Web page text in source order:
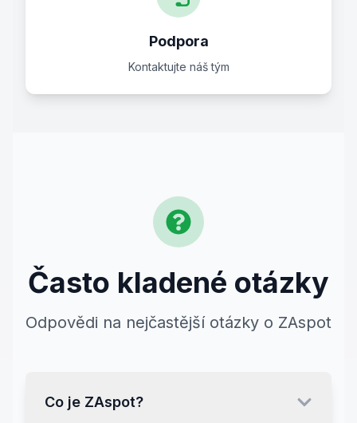
Podpora
Kontaktujte náš tým
Často kladené otázky
Odpovědi na nejčastější otázky o ZAspot
Co je ZAspot?